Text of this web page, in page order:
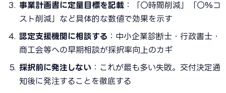
事業計画書に定量目標を記載 ：「〇時間削減」「〇%コ
スト削減」など具体的な数値で効果を示す
認定支援機関に相談する ：中小企業診断士・行政書士・
商工会等への早期相談が採択率向上のカギ
採択前に発注しない ：これが最も多い失敗。交付決定通
知後に発注することを徹底する